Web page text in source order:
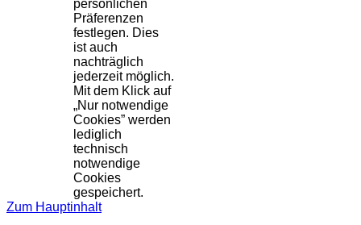
persönlichen
Präferenzen
festlegen. Dies
ist auch
nachträglich
jederzeit möglich.
Mit dem Klick auf
„Nur notwendige
Cookies” werden
lediglich
technisch
notwendige
Cookies
gespeichert.
Zum Hauptinhalt